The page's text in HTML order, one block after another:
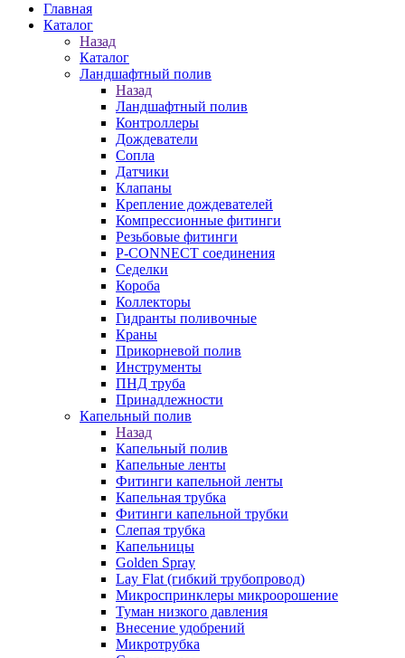
Главная
Каталог
Назад
Каталог
Ландшафтный полив
Назад
Ландшафтный полив
Контроллеры
Дождеватели
Сопла
Датчики
Клапаны
Крепление дождевателей
Компрессионные фитинги
Резьбовые фитинги
P-CONNECT соединения
Седелки
Короба
Коллекторы
Гидранты поливочные
Краны
Прикорневой полив
Инструменты
ПНД труба
Принадлежности
Капельный полив
Назад
Капельный полив
Капельные ленты
Фитинги капельной ленты
Капельная трубка
Фитинги капельной трубки
Слепая трубка
Капельницы
Golden Spray
Lay Flat (гибкий трубопровод)
Микроспринклеры микроорошение
Туман низкого давления
Внесение удобрений
Микротрубка